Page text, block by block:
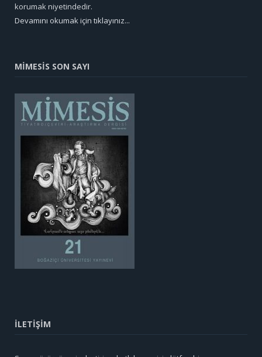
korumak niyetindedir.
Devamını okumak için tıklayınız...
MİMESİS SON SAYI
İLETİŞİM